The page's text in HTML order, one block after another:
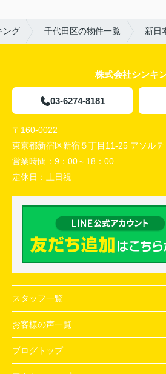
ング 千代田区の物件一覧 新日
株式会社シンキ
03-6274-8181
〒160-0022
東京都新宿区新宿５丁目11-25 アソル
営業時間： 9：00～18：00
定休日： 土日祝
スタッフ一覧
お客様の声一覧
ブログトップ